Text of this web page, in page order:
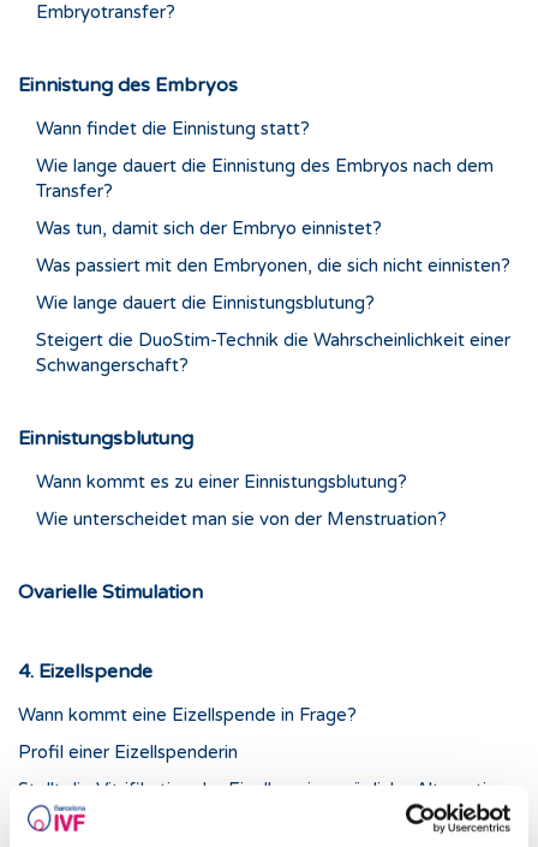
Embryotransfer?
Einnistung des Embryos
Wann findet die Einnistung statt?
Wie lange dauert die Einnistung des Embryos nach dem
Transfer?
Was tun, damit sich der Embryo einnistet?
Was passiert mit den Embryonen, die sich nicht einnisten?
Wie lange dauert die Einnistungsblutung?
Steigert die DuoStim-Technik die Wahrscheinlichkeit einer
Schwangerschaft?
Einnistungsblutung
Wann kommt es zu einer Einnistungsblutung?
Wie unterscheidet man sie von der Menstruation?
Ovarielle Stimulation
4. Eizellspende
Wann kommt eine Eizellspende in Frage?
Profil einer Eizellspenderin
Stellt die Vitrifikation der Eizellen eine mögliche Alternative
zur Eizellspende dar?